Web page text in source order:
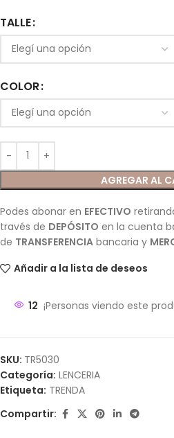
TALLE
COLOR
AGREGAR AL
Podes abonar en EFECTIVO
través de DEPÓSITO en la cuenta
de TRANSFERENCIA bancaria y
Añadir a la lista de deseos
12 ¡Personas viendo este
SKU: TR5030
Categoría: LENCERIA
Etiqueta: TRENDA
Compartir: